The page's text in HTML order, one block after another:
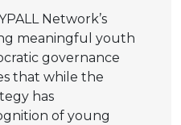
Network’s
meaningful youth
governance
that while the
has
of young